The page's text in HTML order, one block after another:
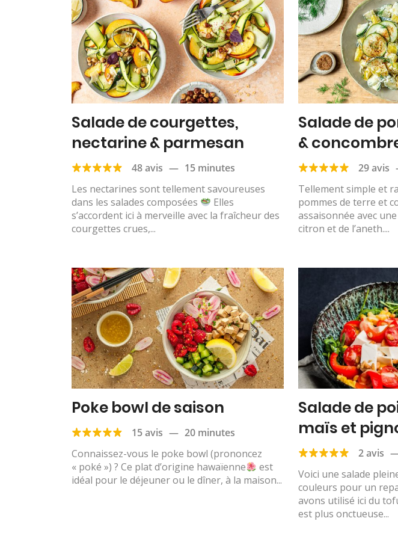
Salade de courgettes,
nectarine & parmesan
48 avis — 15 minutes
Les nectarines sont tellement savoureuses
dans les salades composées
Elles
s’accordent ici à merveille avec la fraîcheur des
courgettes crues,...
Salade de
&
29 avis
Tellement simple et
pommes de terre et
assaisonnée avec
citron et de l’aneth....
Poke bowl de saison
15 avis — 20 minutes
Connaissez-vous le poke bowl (prononcez
« poké ») ? Ce plat d’origine hawaïenne
est
idéal pour le déjeuner ou le dîner, à la maison...
Salade de
maïs et
2 avis
Voici une salade
couleurs pour un
avons utilisé ici du
est plus onctueuse...